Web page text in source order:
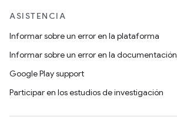
ASISTENCIA
Informar sobre un error en la plataforma
Informar sobre un error en la documentación
Google Play support
Participar en los estudios de investigación